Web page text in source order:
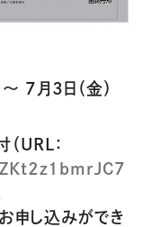
7月3日（金）
URL：
込みができ